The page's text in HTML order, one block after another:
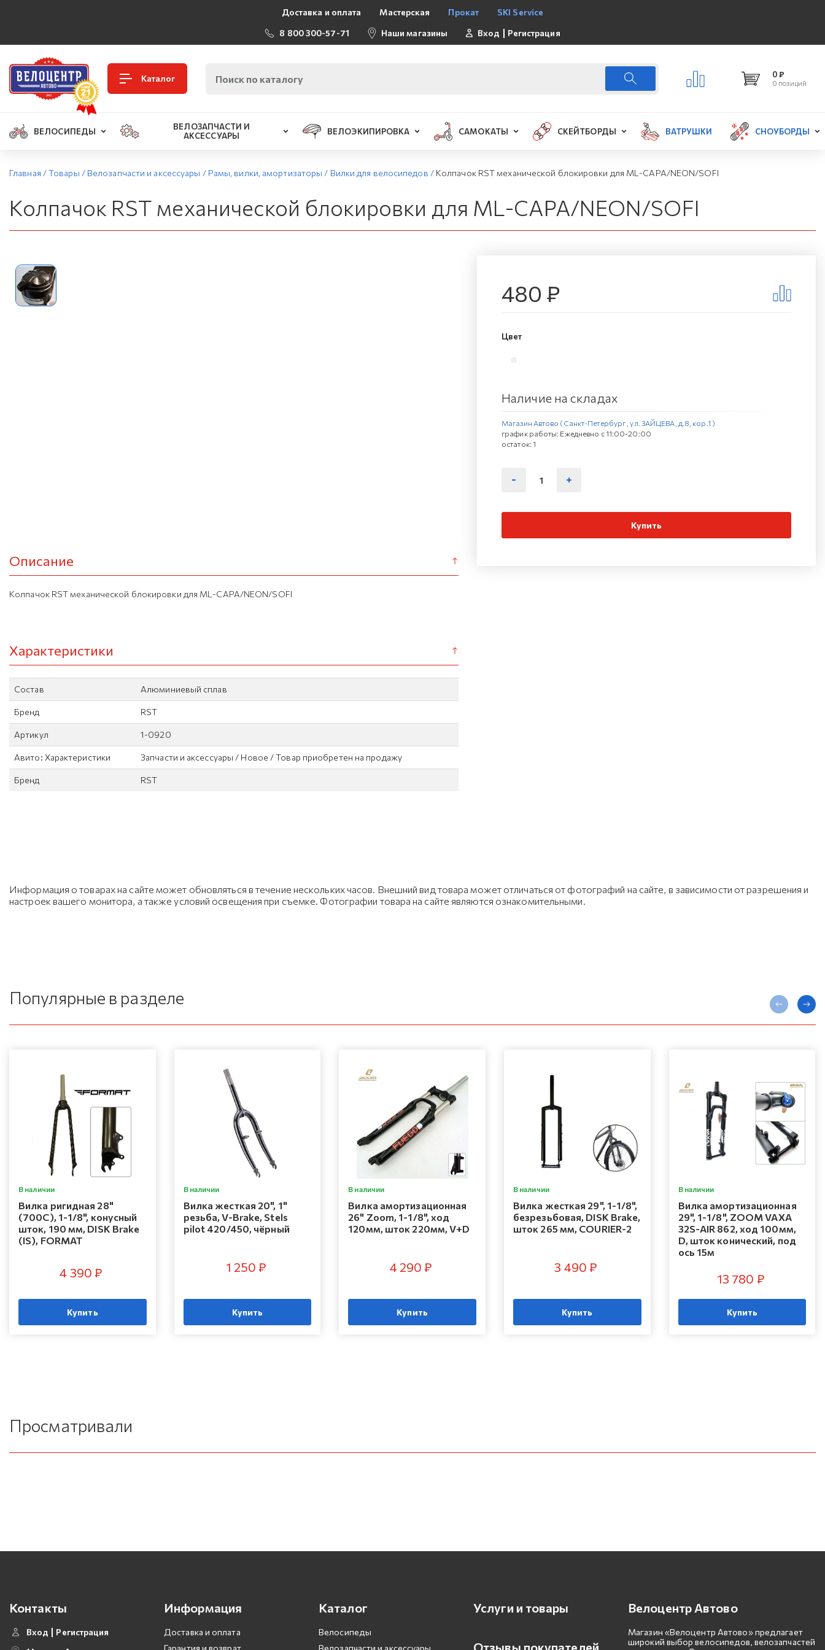
Доставка и оплата Мастерская Прокат
SKI Service
8 800 300-57-71
Наши магазины Вход Регистрация
Каталог 0 ₽
0 позиций
ВЕЛОСИПЕДЫ
ВЕЛОЗАПЧАСТИ И
АКСЕССУАРЫ
ВЕЛОЭКИПИРОВКА САМОКАТЫ СКЕЙТБОРДЫ ВАТРУШКИ СНОУБОРДЫ
Главная /Товары / Велозапчасти и аксессуары / Рамы, вилки, амортизаторы / Вилки для велосипедов / Колпачок RST механической блокировки для ML-CAPA/NEON/SOFI
Колпачок RST механической блокировки для ML-CAPA/NEON/SOFI
Описание
Колпачок RST механической блокировки для ML-CAPA/NEON/SOFI
Характеристики
Состав Алюминиевый сплав
Бренд RST
Артикул 1-0920
Авито: Характеристики Запчасти и аксессуары / Новое / Товар приобретен на продажу
Бренд RST
480 ₽
Цвет
Наличие на складах
Магазин Автово (Санкт-Петербург , ул. ЗАЙЦЕВА, д.8, кор.1 )
график работы: Ежедневно с 11:00-20:00
остаток: 1
Купить
Информация о товарах на сайте может обновляться в течение нескольких часов. Внешний вид товара может отличаться от фотографий на сайте, в зависимости от разрешения и
настроек вашего монитора, а также условий освещения при съемке. Фотографии товара на сайте являются ознакомительными.
Популярные в разделе
В наличии
Вилка ригидная 28"
(700C), 1-1/8", конусный
шток, 190 мм, DISK Brake
(IS), FORMAT
4 390 ₽
Купить
В наличии
Вилка жесткая 20", 1"
резьба, V-Brake, Stels
pilot 420/450, чёрный
1 250 ₽
Купить
В наличии
Вилка амортизационная
26" Zoom, 1-1/8", ход
120мм, шток 220мм, V+D
4 290 ₽
Купить
В наличии
Вилка жесткая 29", 1-1/8",
безрезьбовая, DISK Brake,
шток 265 мм, COURIER-2
3 490 ₽
Купить
В наличии
Вилка амортизационная
29", 1-1/8", ZOOM VAXA
32S-AIR 862, ход 100мм,
D, шток конический, под
ось 15м
13 780 ₽
Купить
Просматривали
Контакты
Вход
Регистрация
Информация
Доставка и оплата
Гарантия и возврат
Каталог
Велосипеды
Велозапчасти и аксессуары
Услуги и товары
Отзывы покупателей
Велоцентр Автово
Магазин «Велоцентр Автово» предлагает
широкий выбор велосипедов, велозапчастей